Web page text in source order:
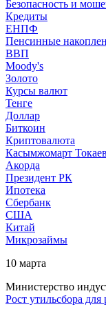
Безопасность и
Кредиты
ЕНПФ
Пенсинные
ВВП
Moody's
Золото
Курсы валют
Тенге
Доллар
Биткоин
Криптовалюта
Касымжомарт Токаев
Акорда
Президент РК
Ипотека
Сбербанк
США
Китай
Микрозаймы
10 марта
Министерство
Рост утильсбора